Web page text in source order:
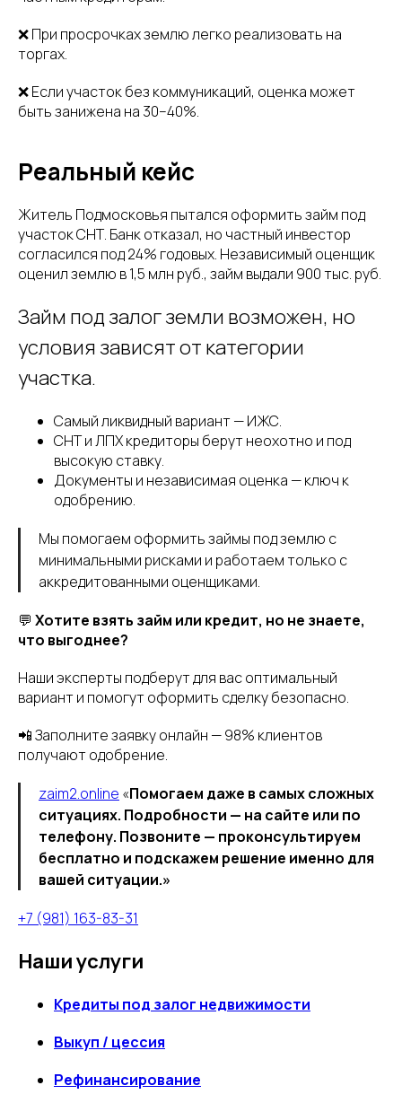
❌ При просрочках землю легко реализовать на
торгах.
❌ Если участок без коммуникаций, оценка может
быть занижена на 30–40%.
Реальный кейс
Житель Подмосковья пытался оформить займ под
участок СНТ. Банк отказал, но частный инвестор
согласился под 24% годовых. Независимый оценщик
оценил землю в 1,5 млн руб., займ выдали 900 тыс. руб.
Займ под залог земли возможен, но
условия зависят от категории
участка.
Самый ликвидный вариант — ИЖС.
СНТ и ЛПХ кредиторы берут неохотно и под
высокую ставку.
Документы и независимая оценка — ключ к
одобрению.
Мы помогаем оформить займы под землю с
минимальными рисками и работаем только с
аккредитованными оценщиками.
💬 Хотите взять займ или кредит, но не знаете,
что выгоднее?
Наши эксперты подберут для вас оптимальный
вариант и помогут оформить сделку безопасно.
📲 Заполните заявку онлайн — 98% клиентов
получают одобрение.
zaim2.online «Помогаем даже в самых сложных
ситуациях. Подробности — на сайте или по
телефону. Позвоните — проконсультируем
бесплатно и подскажем решение именно для
вашей ситуации.»
+7 (981) 163-83-31
Наши услуги
Кредиты под залог недвижимости
Выкуп / цессия
Рефинансирование